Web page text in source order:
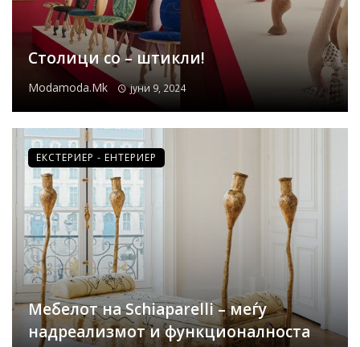
Столици со – штикли!
Modamoda.mk јуни 9, 2024
Мебелот на Schiaparelli – меѓу
надреализмот и функционалноста
ЕКСТЕРИЕР - ЕНТЕРИЕР